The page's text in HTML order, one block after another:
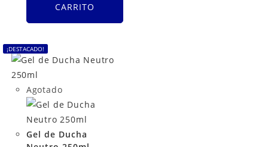
CARRITO
¡DESTACADO!
Agotado
Gel de Ducha